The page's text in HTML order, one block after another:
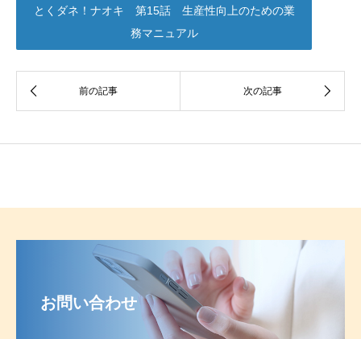
とくダネ！ナオキ 第15話 生産性向上のための業
務マニュアル
お問い合わせ